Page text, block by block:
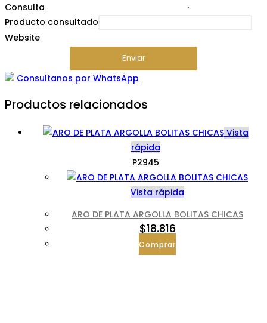
Consulta
Producto consultado
Website
Enviar
Consultanos por WhatsApp
Productos relacionados
Vista
rápida
P2945
Vista rápida
ARO DE PLATA ARGOLLA BOLITAS CHICAS
$18.816
Comprar